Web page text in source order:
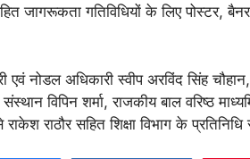
जागरूकता गतिविधियों के लिए पोस्टर, बैनर
नोडल अधिकारी स्वीप अरविंद सिंह चौहान,
संस्थान विपिन शर्मा, राजकीय बाल वरिष्ठ
राकेश राठौर सहित शिक्षा विभाग के